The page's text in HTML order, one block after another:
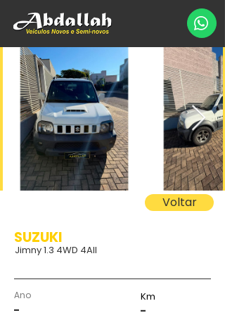
Voltar
SUZUKI
Jimny 1.3 4WD 4All
Ano
-
Km
-